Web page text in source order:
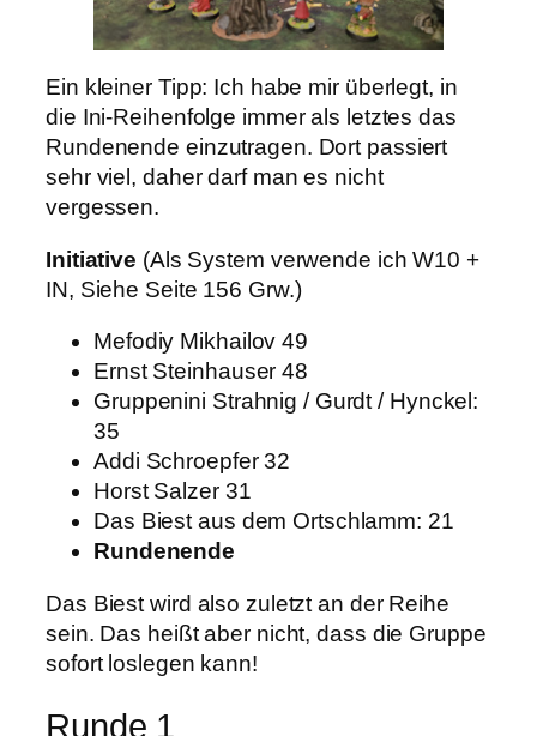
Ein kleiner Tipp: Ich habe mir überlegt, in
die Ini-Reihenfolge immer als letztes das
Rundenende einzutragen. Dort passiert
sehr viel, daher darf man es nicht
vergessen.
Initiative (Als System verwende ich W10 +
IN, Siehe Seite 156 Grw.)
Mefodiy Mikhailov 49
Ernst Steinhauser 48
Gruppenini Strahnig / Gurdt / Hynckel:
35
Addi Schroepfer 32
Horst Salzer 31
Das Biest aus dem Ortschlamm: 21
Rundenende
Das Biest wird also zuletzt an der Reihe
sein. Das heißt aber nicht, dass die Gruppe
sofort loslegen kann!
Runde 1